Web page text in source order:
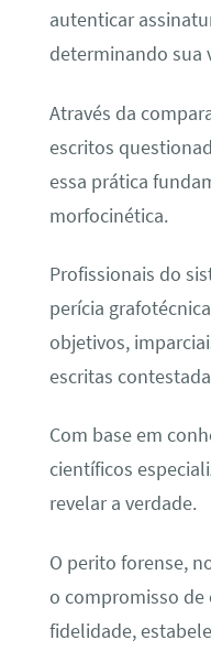
autenticar
determinando sua
Através da
escritos
essa prática
morfocinética.
Profissionais do
perícia
objetivos,
escritas
Com base em
científicos
revelar a verdade.
O perito forense,
o compromisso de
fidelidade,